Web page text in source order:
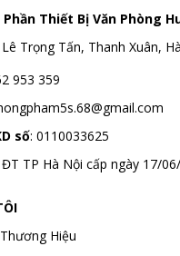
Phần Thiết Bị Văn Phòng
Trọng Tấn, Thanh Xuân,
953 359
số: 0110033625
TP Hà Nội cấp ngày 17/
Hiệu